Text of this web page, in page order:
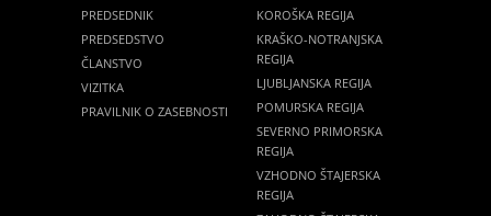
PREDSEDNIK
PREDSEDSTVO
ČLANSTVO
VIZITKA
PRAVILNIK O ZASEBNOSTI
KOROŠKA REGIJA
KRAŠKO-NOTRANJSKA
REGIJA
LJUBLJANSKA REGIJA
POMURSKA REGIJA
SEVERNO PRIMORSKA
REGIJA
VZHODNO ŠTAJERSKA
REGIJA